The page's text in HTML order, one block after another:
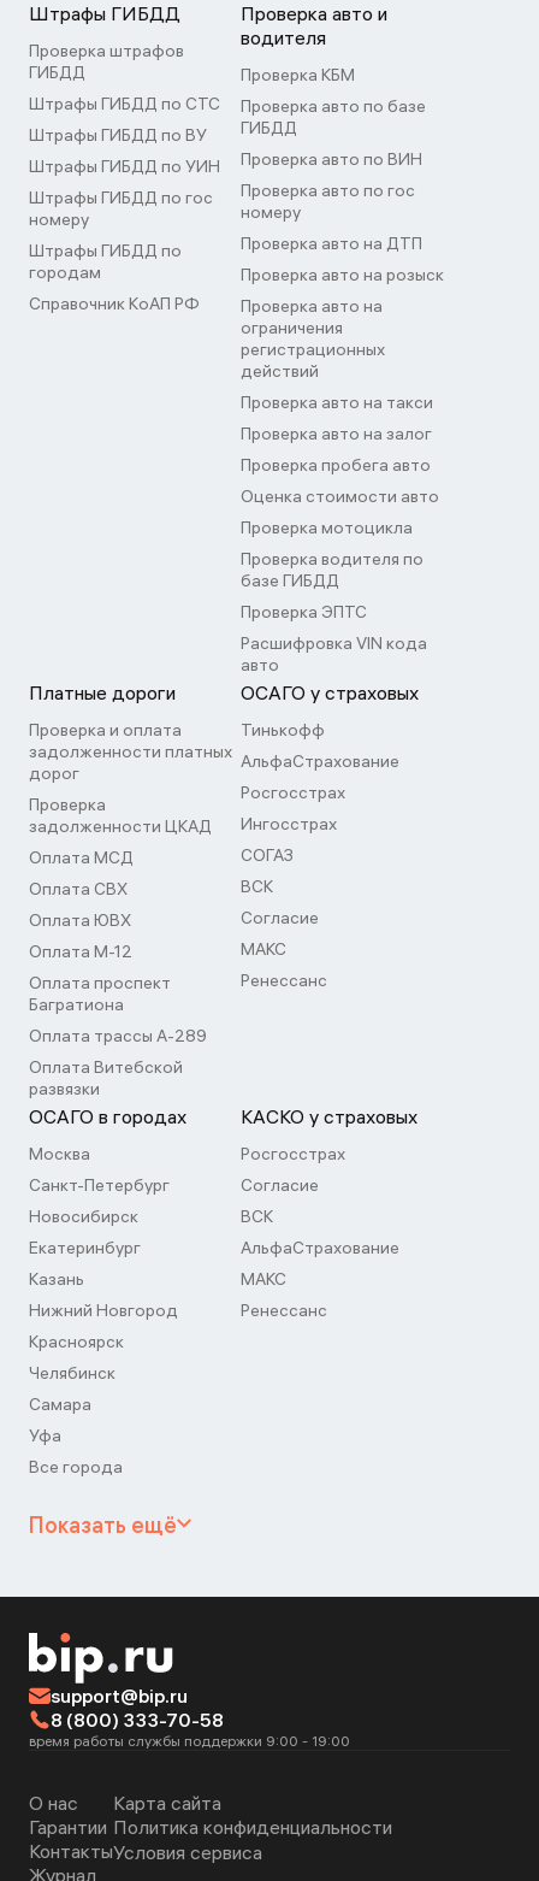
Штрафы ГИБДД
Проверка штрафов
ГИБДД
Штрафы ГИБДД по СТС
Штрафы ГИБДД по ВУ
Штрафы ГИБДД по УИН
Штрафы ГИБДД по гос
номеру
Штрафы ГИБДД по
городам
Справочник КоАП РФ
Проверка авто и
водителя
Проверка КБМ
Проверка авто по базе
ГИБДД
Проверка авто по ВИН
Проверка авто по гос
номеру
Проверка авто на ДТП
Проверка авто на розыск
Проверка авто на
ограничения
регистрационных
действий
Проверка авто на такси
Проверка авто на залог
Проверка пробега авто
Оценка стоимости авто
Проверка мотоцикла
Проверка водителя по
базе ГИБДД
Проверка ЭПТС
Расшифровка VIN кода
авто
Платные дороги
Проверка и оплата
задолженности платных
дорог
Проверка
задолженности ЦКАД
Оплата МСД
Оплата СВХ
Оплата ЮВХ
Оплата М-12
Оплата проспект
Багратиона
Оплата трассы А-289
Оплата Витебской
развязки
ОСАГО у страховых
Тинькофф
АльфаСтрахование
Росгосстрах
Ингосстрах
СОГАЗ
ВСК
Согласие
МАКС
Ренессанс
ОСАГО в городах
Москва
Санкт-Петербург
Новосибирск
Екатеринбург
Казань
Нижний Новгород
Красноярск
Челябинск
Самара
Уфа
Все города
КАСКО у страховых
Росгосстрах
Согласие
ВСК
АльфаСтрахование
МАКС
Ренессанс
Показать ещё
support@bip.ru
8 (800) 333-70-58
время работы службы поддержки 9:00 - 19:00
О нас
Гарантии
Контакты
Журнал
Карта сайта
Политика конфиденциальности
Условия сервиса